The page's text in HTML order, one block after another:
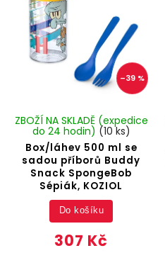
–39 %
Box/láhev 500 ml se
sadou příborů Buddy
Snack SpongeBob
Sépiák, KOZIOL
ZBOŽÍ NA SKLADĚ (expedice
do 24 hodin) (10 ks)
307 Kč
Do košíku